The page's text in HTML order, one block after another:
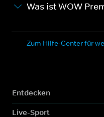
Was ist WOW
Zum Hilfe-Center für
Entdecken
Live-Sport